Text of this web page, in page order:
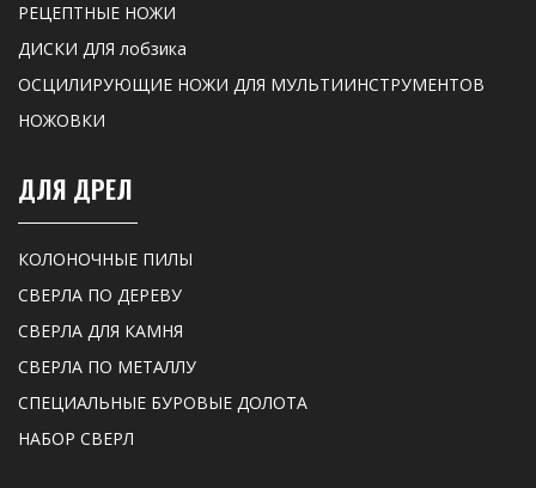
РЕЦЕПТНЫЕ НОЖИ
ДИСКИ ДЛЯ лобзика
ОСЦИЛИРУЮЩИЕ НОЖИ ДЛЯ МУЛЬТИИНСТРУМЕНТОВ
НОЖОВКИ
ДЛЯ ДРЕЛ
КОЛОНОЧНЫЕ ПИЛЫ
СВЕРЛА ПО ДЕРЕВУ
СВЕРЛА ДЛЯ КАМНЯ
СВЕРЛА ПО МЕТАЛЛУ
СПЕЦИАЛЬНЫЕ БУРОВЫЕ ДОЛОТА
НАБОР СВЕРЛ